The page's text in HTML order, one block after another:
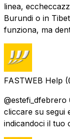
linea,
Burundi o in
funziona, ma
FASTWEB Help
@estefi_dfebrero
cliccare su segui
indicandoci il tuo